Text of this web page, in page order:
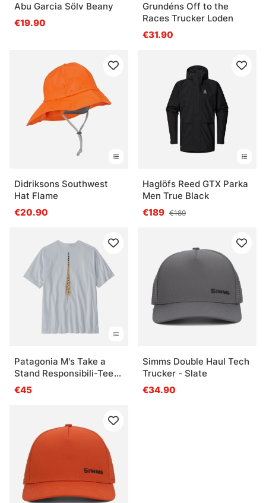
Abu Garcia Sölv Beany
€19.90
Grundéns Off to the
Races Trucker Loden
€31.90
Didriksons Southwest
Hat Flame
€20.90
Haglöfs Reed GTX Parka
Men True Black
€189 €189
Patagonia M's Take a
Stand Responsibili-Tee
PTWI
€45
Simms Double Haul Tech
Trucker - Slate
€34.90